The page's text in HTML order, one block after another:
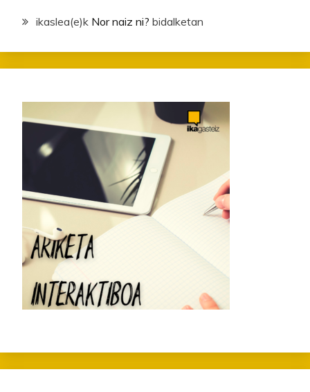
ikaslea(e)k Nor naiz ni? bidalketan